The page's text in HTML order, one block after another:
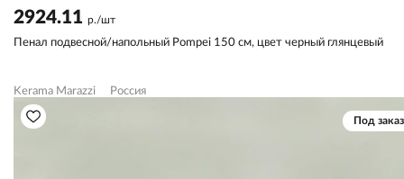
2924.11 р./шт
Пенал подвесной/напольный Pompei 150 см, цвет черный глянцевый
Kerama Marazzi Россия
Под заказ